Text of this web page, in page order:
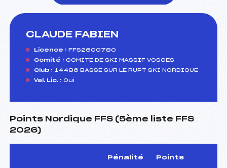
CLAUDE FABIEN
Licence : FFS2600780
Comité : COMITE DE SKI MASSIF VOSGES
Club : 14486 BASSE SUR LE RUPT SKI NORDIQUE
Val. Lic. : Oui
Points Nordique FFS (5ème liste FFS
2026)
Pénalité Points